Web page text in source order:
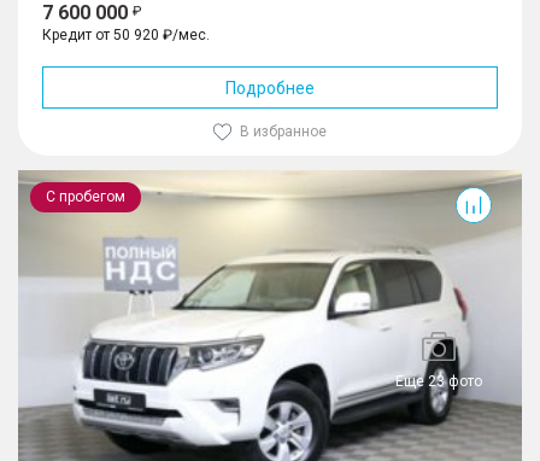
7 600 000
Кредит от 50 920 ₽/мес.
Подробнее
В избранное
С пробегом
Еще 23 фото
Land Cruiser Prado